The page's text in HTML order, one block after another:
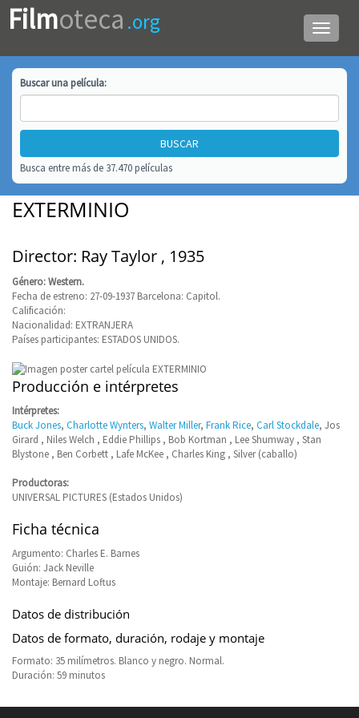
Menú
de
Filmoteca .org
Buscar unapelícula:
Busca entre más de 37.470 películas
EXTERMINIO
Director: Ray Taylor , 1935
Género: Western.
Fecha de estreno: 27-09-1937 Barcelona: Capitol.
Calificación:
Nacionalidad: EXTRANJERA
Países participantes: ESTADOS UNIDOS.
Producción e intérpretes
Intérpretes:
Buck Jones, Charlotte Wynters, Walter Miller, Frank Rice, Carl Stockdale, Jos
Girard , Niles Welch , Eddie Phillips , Bob Kortman , Lee Shumway , Stan
Blystone , Ben Corbett , Lafe McKee , Charles King , Silver (caballo)
Productoras:
UNIVERSAL PICTURES (Estados Unidos)
Ficha técnica
Argumento: Charles E. Barnes
Guión: Jack Neville
Montaje: Bernard Loftus
Datos de distribución
Datos de formato, duración, rodaje y montaje
Formato: 35 milímetros. Blanco y negro. Normal.
Duración: 59 minutos